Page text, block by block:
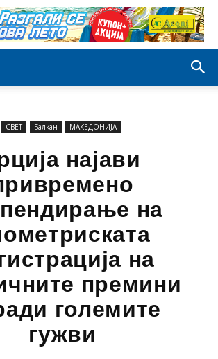
СВЕТ Балкан МАКЕДОНИЈА
најави
на
на
премини
големите
гужви